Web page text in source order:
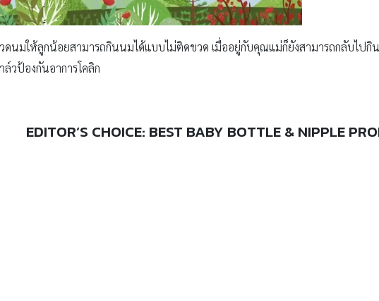
นมให้ลูกน้อยสามารถกินนมได้แบบไม่ติดขวด เมื่ออยู่กับคุณแม่ก็ยังสามารถกลับไปกิ
ล์วป้องกันอาการโคลิก
EDITOR’S CHOICE: BEST BABY BOTTLE & NIPPLE